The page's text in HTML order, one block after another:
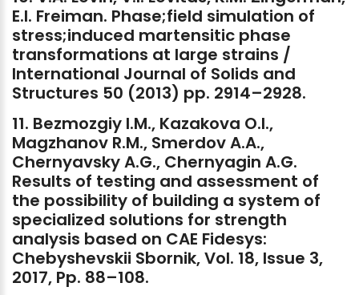
E.I. Freiman. Phase;field simulation of
stress;induced martensitic phase
transformations at large strains /
International Journal of Solids and
Structures 50 (2013) pp. 2914–2928.
11. Bezmozgiy I.M., Kazakova O.I.,
Magzhanov R.M., SmerdovA.A.,
ChernyavskyA.G., Chernyagin A.G.
Results of testing and assessment of
the possibility of building a system of
specialized solutions for strength
analysis based on CAE Fidesys:
Chebyshevskii Sbornik,Vol. 18, Issue 3,
2017, Pp. 88–108.